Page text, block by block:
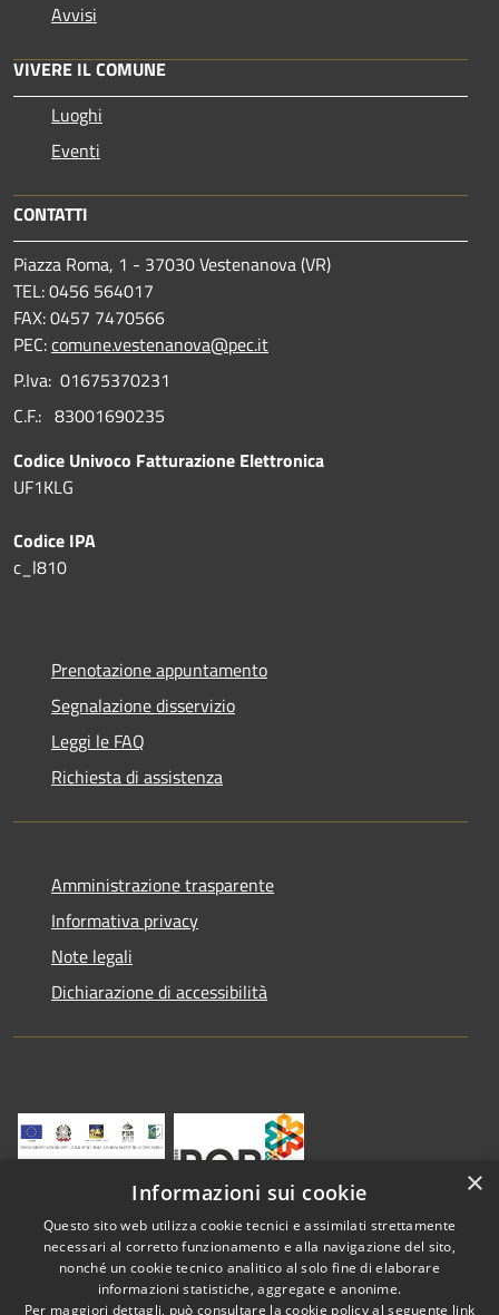
Avvisi
VIVERE IL COMUNE
Luoghi
Eventi
CONTATTI
Piazza Roma, 1 - 37030 Vestenanova (VR)
TEL: 0456 564017
FAX: 0457 7470566
PEC:comune.vestenanova@pec.it
P.Iva: 01675370231
C.F.: 83001690235
Codice Univoco Fatturazione Elettronica
UF1KLG
Codice IPA
c_l810
Prenotazione appuntamento
Segnalazione disservizio
Leggi le FAQ
Richiesta di assistenza
Amministrazione trasparente
Informativa privacy
Note legali
Dichiarazione di accessibilità
Copyright © 2026 • Comune di
×
Informazioni sui cookie
Questo sito web utilizza cookie tecnici e assimilati strettamente
necessari al corretto funzionamento e alla navigazione del sito,
nonché un cookie tecnico analitico al solo fine di elaborare
informazioni statistiche, aggregate e anonime.
Per maggiori dettagli, può consultare la cookie policy al seguente link